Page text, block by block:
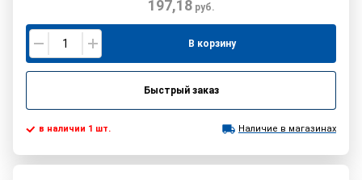
197,18руб.
В корзину
Быстрый заказ
в наличии 1 шт. Наличие в магазинах